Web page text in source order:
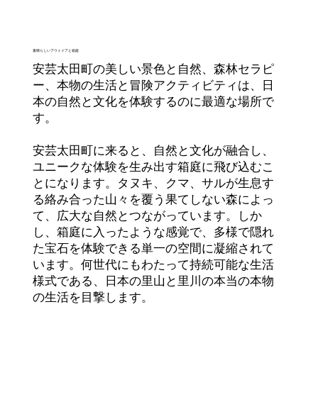
素晴らしいアウトドアと箱庭
安芸太田町の美しい景色と自然、森林セラピ
ー、本物の生活と冒険アクティビティは、日
本の自然と文化を体験するのに最適な場所で
す。
安芸太田町に来ると、自然と文化が融合し、
ユニークな体験を生み出す箱庭に飛び込むこ
とになります。タヌキ、クマ、サルが生息す
る絡み合った山々を覆う果てしない森によっ
て、広大な自然とつながっています。しか
し、箱庭に入ったような感覚で、多様で隠れ
た宝石を体験できる単一の空間に凝縮されて
います。何世代にもわたって持続可能な生活
様式である、日本の里山と里川の本当の本物
の生活を目撃します。